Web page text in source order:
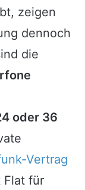
zeigen
dennoch
die
oder 36
Vertrag
Flat für